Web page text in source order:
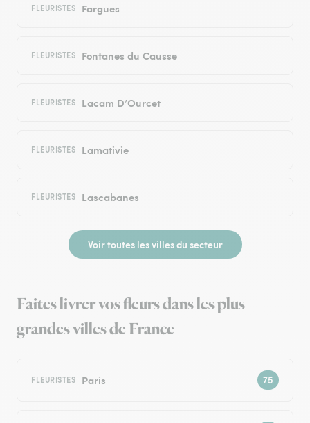
FLEURISTES Fargues
FLEURISTES Fontanes du Causse
FLEURISTES Lacam D’Ourcet
FLEURISTES Lamativie
FLEURISTES Lascabanes
Voir toutes les villes du secteur
Faites livrer vos fleurs dans les plus
grandes villes de France
FLEURISTES Paris